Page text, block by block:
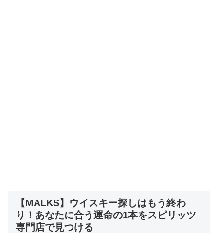
【MALKS】ウイスキー探しはもう終わ
り！あなたに合う運命の1本をスピリッツ
専門店で見つける